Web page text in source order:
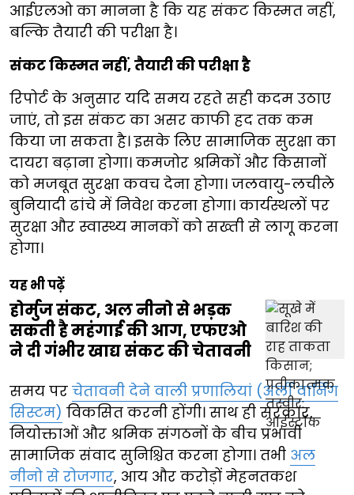
आईएलओ का मानना है कि यह संकट किस्मत नहीं,
बल्कि तैयारी की परीक्षा है।
संकट किस्मत नहीं, तैयारी की परीक्षा है
रिपोर्ट के अनुसार यदि समय रहते सही कदम उठाए
जाएं, तो इस संकट का असर काफी हद तक कम
किया जा सकता है। इसके लिए सामाजिक सुरक्षा का
दायरा बढ़ाना होगा। कमजोर श्रमिकों और किसानों
को मजबूत सुरक्षा कवच देना होगा। जलवायु-लचीले
बुनियादी ढांचे में निवेश करना होगा। कार्यस्थलों पर
सुरक्षा और स्वास्थ्य मानकों को सख्ती से लागू करना
होगा।
यह भी पढ़ें
होर्मुज संकट, अल नीनो से भड़क
सकती है महंगाई की आग, एफएओ
ने दी गंभीर खाद्य संकट की चेतावनी
समय पर चेतावनी देने वाली प्रणालियां (अर्ली वार्निंग
सिस्टम) विकसित करनी होंगी। साथ ही सरकार,
नियोक्ताओं और श्रमिक संगठनों के बीच प्रभावी
सामाजिक संवाद सुनिश्चित करना होगा। तभी अल
नीनो से रोजगार, आय और करोड़ों मेहनतकश